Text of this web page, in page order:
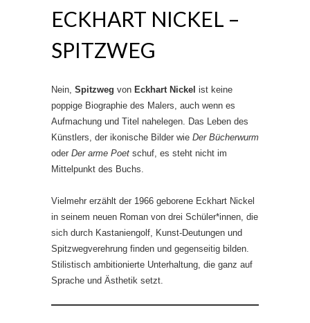
ECKHART NICKEL –
SPITZWEG
Nein, Spitzweg von Eckhart Nickel ist keine
poppige Biographie des Malers, auch wenn es
Aufmachung und Titel nahelegen. Das Leben des
Künstlers, der ikonische Bilder wie Der Bücherwurm
oder Der arme Poet schuf, es steht nicht im
Mittelpunkt des Buchs.
Vielmehr erzählt der 1966 geborene Eckhart Nickel
in seinem neuen Roman von drei Schüler*innen, die
sich durch Kastaniengolf, Kunst-Deutungen und
Spitzwegverehrung finden und gegenseitig bilden.
Stilistisch ambitionierte Unterhaltung, die ganz auf
Sprache und Ästhetik setzt.